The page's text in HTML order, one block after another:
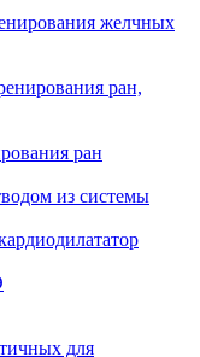
желчных
ран,
ран
из системы
для